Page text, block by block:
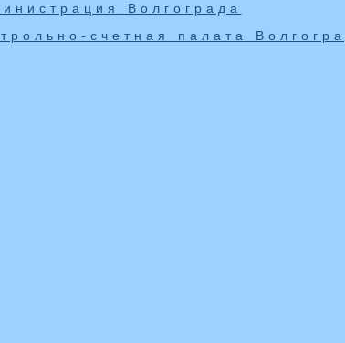
Волгограда
счетная палата